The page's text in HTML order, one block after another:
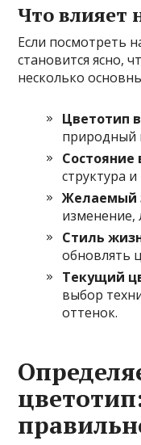
Что влияет
Если посмотреть
становится ясно,
несколько
Цветотип
природный
Состояние
структура
Желаемый
изменение,
Стиль
обновлять
Текущий
выбор
оттенок.